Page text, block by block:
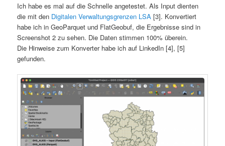
Ich habe es mal auf die Schnelle angetestet. Als Input dienten
die mit den Digitalen Verwaltungsgrenzen LSA [3]. Konvertiert
habe ich in GeoParquet und FlatGeobuf, die Ergebnisse sind in
Screenshot 2 zu sehen. Die Daten stimmen 100% überein.
Die Hinweise zum Konverter habe ich auf LinkedIn [4], [5]
gefunden.